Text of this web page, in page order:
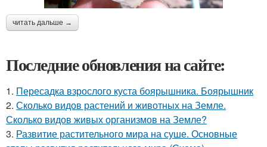
читать дальше →
Последние обновления на сайте:
1. Пересадка взрослого куста боярышника. Боярышник
2. Сколько видов растений и животных на Земле.
Сколько видов живых организмов на Земле?
3. Развитие растительного мира на суше. Основные